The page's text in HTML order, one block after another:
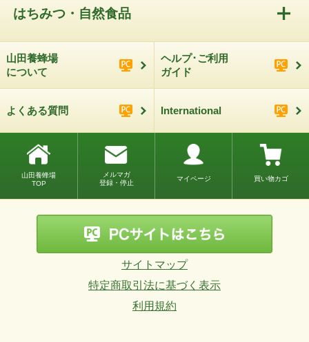
はちみつ・自然食品
山田養蜂場
について
ヘルプ･ご利用
ガイド
よくある質問 International
山田養蜂場
TOP
メルマガ
登録・停止
マイページ 買い物カゴ
サイトマップ
特定商取引法に基づく表示
利用規約